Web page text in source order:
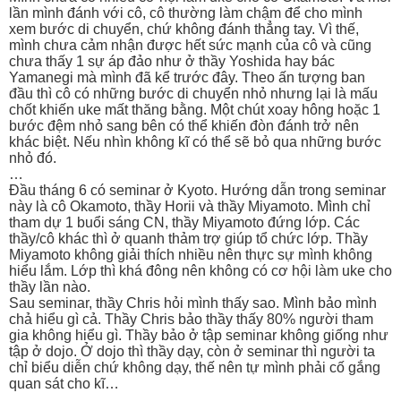
lần mình đánh với cô, cô thường làm chậm để cho mình
xem bước di chuyển, chứ không đánh thẳng tay. Vì thế,
mình chưa cảm nhận được hết sức mạnh của cô và cũng
chưa thấy 1 sự áp đảo như ở thầy Yoshida hay bác
Yamanegi mà mình đã kể trước đây. Theo ấn tượng ban
đầu thì cô có những bước di chuyển nhỏ nhưng lại là mấu
chốt khiến uke mất thăng bằng. Một chút xoay hông hoặc 1
bước đệm nhỏ sang bên có thể khiến đòn đánh trở nên
khác biệt. Nếu nhìn không kĩ có thể sẽ bỏ qua những bước
nhỏ đó.
…
Đầu tháng 6 có seminar ở Kyoto. Hướng dẫn trong seminar
này là cô Okamoto, thầy Horii và thầy Miyamoto. Mình chỉ
tham dự 1 buổi sáng CN, thầy Miyamoto đứng lớp. Các
thầy/cô khác thì ở quanh thảm trợ giúp tổ chức lớp. Thầy
Miyamoto không giải thích nhiều nên thực sự mình không
hiểu lắm. Lớp thì khá đông nên không có cơ hội làm uke cho
thầy lần nào.
Sau seminar, thầy Chris hỏi mình thấy sao. Mình bảo mình
chả hiểu gì cả. Thầy Chris bảo thầy thấy 80% người tham
gia không hiểu gì. Thầy bảo ở tập seminar không giống như
tập ở dojo. Ở dojo thì thầy dạy, còn ở seminar thì người ta
chỉ biểu diễn chứ không dạy, thế nên tự mình phải cố gắng
quan sát cho kĩ…